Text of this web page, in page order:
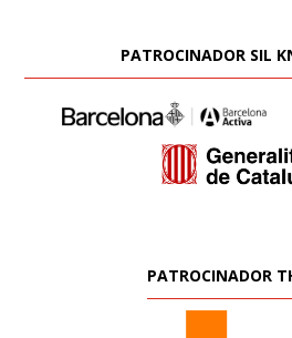
PATROCINADOR SIL
PATROCINADOR